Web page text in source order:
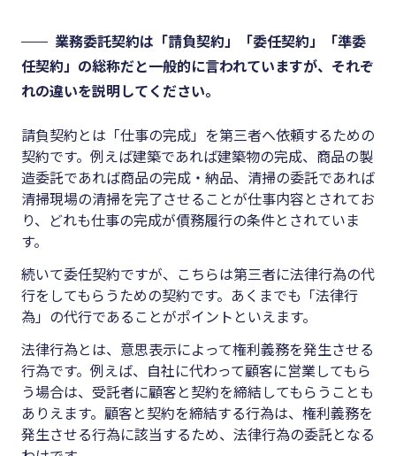
業務委託契約は「請負契約」「委任契約」「準委
任契約」の総称だと一般的に言われていますが、それぞ
れの違いを説明してください。
請負契約とは「仕事の完成」を第三者へ依頼するための
契約です。例えば建築であれば建築物の完成、商品の製
造委託であれば商品の完成・納品、清掃の委託であれば
清掃現場の清掃を完了させることが仕事内容とされてお
り、どれも仕事の完成が債務履行の条件とされていま
す。
続いて委任契約ですが、こちらは第三者に法律行為の代
行をしてもらうための契約です。あくまでも「法律行
為」の代行であることがポイントといえます。
法律行為とは、意思表示によって権利義務を発生させる
行為です。例えば、自社に代わって顧客に営業してもら
う場合は、受託者に顧客と契約を締結してもらうことも
ありえます。顧客と契約を締結する行為は、権利義務を
発生させる行為に該当するため、法律行為の委託となる